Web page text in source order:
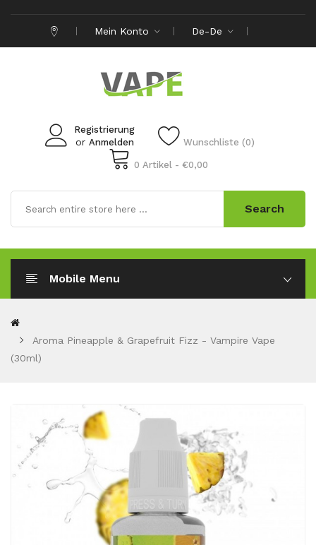
Mein Konto De-De
Registrierung
or Anmelden Wunschliste (0)
0 Artikel - €0,00
Search
Mobile Menu
Aroma Pineapple & Grapefruit Fizz - Vampire Vape
(30ml)